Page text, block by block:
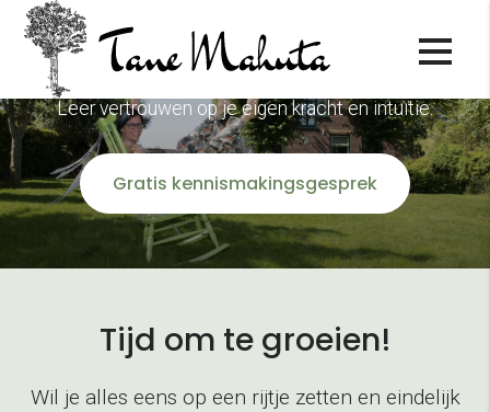
Life coaching
Leer vertrouwen op je eigen kracht en intuïtie.
Gratis kennismakingsgesprek
Tijd om te groeien!
Wil je alles eens op een rijtje zetten en eindelijk